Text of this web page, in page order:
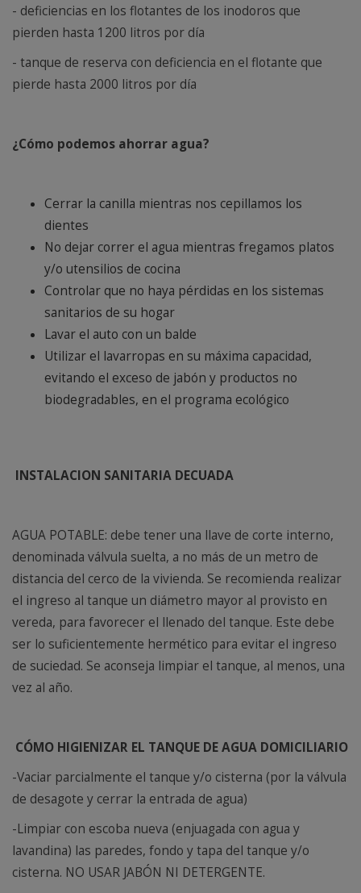
- deficiencias en los flotantes de los inodoros que
pierden hasta 1200 litros por día
- tanque de reserva con deficiencia en el flotante que
pierde hasta 2000 litros por día
¿Cómo podemos ahorrar agua?
Cerrar la canilla mientras nos cepillamos los
dientes
No dejar correr el agua mientras fregamos platos
y/o utensilios de cocina
Controlar que no haya pérdidas en los sistemas
sanitarios de su hogar
Lavar el auto con un balde
Utilizar el lavarropas en su máxima capacidad,
evitando el exceso de jabón y productos no
biodegradables, en el programa ecológico
INSTALACION SANITARIA DECUADA
AGUA POTABLE: debe tener una llave de corte interno,
denominada válvula suelta, a no más de un metro de
distancia del cerco de la vivienda. Se recomienda realizar
el ingreso al tanque un diámetro mayor al provisto en
vereda, para favorecer el llenado del tanque. Este debe
ser lo suficientemente hermético para evitar el ingreso
de suciedad. Se aconseja limpiar el tanque, al menos, una
vez al año.
CÓMO HIGIENIZAR EL TANQUE DE AGUA DOMICILIARIO
-Vaciar parcialmente el tanque y/o cisterna (por la válvula
de desagote y cerrar la entrada de agua)
-Limpiar con escoba nueva (enjuagada con agua y
lavandina) las paredes, fondo y tapa del tanque y/o
cisterna. NO USAR JABÓN NI DETERGENTE.